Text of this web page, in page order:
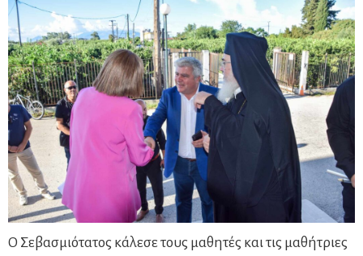
Ο Σεβασμιότατος κάλεσε τους μαθητές και τις μαθήτριες